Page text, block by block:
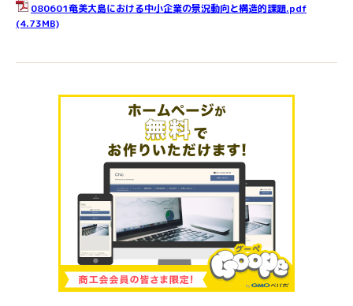
080601奄美大島における中小企業の景況動向と構造的課題.pdf
(4.73MB)